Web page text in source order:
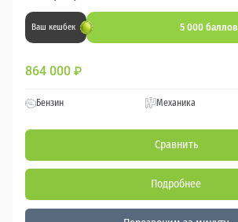
Ваш кешбек 5 000 баллов
864 000 ₽
Бензин Механика
Сравнить
Подробнее